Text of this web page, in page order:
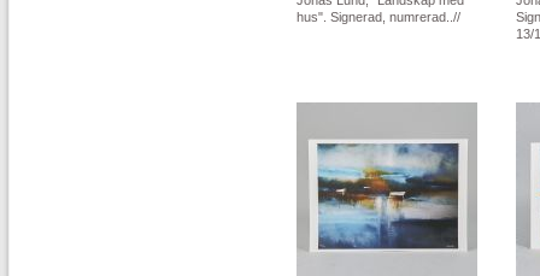
hus". Signerad, numrerad..//
13/